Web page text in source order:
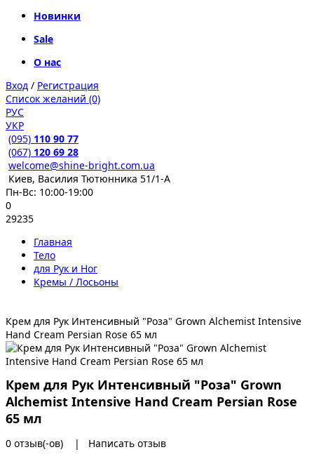
Новинки
Sale
О нас
Вход / Регистрация
Список желаний (0)
РУС
УКР
(095) 110 90 77
(067) 120 69 28
welcome@shine-bright.com.ua
Киев, Василия Тютюнника 51/1-А
Пн-Вс: 10:00-19:00
0
29235
Главная
Тело
для Рук и Ног
Кремы / Лосьоны
Крем для Рук Интенсивный "Роза" Grown Alchemist Intensive
Hand Cream Persian Rose 65 мл
Крем для Рук Интенсивный "Роза" Grown
Alchemist Intensive Hand Cream Persian Rose
65 мл
0 отзыв(-ов) | Написать отзыв